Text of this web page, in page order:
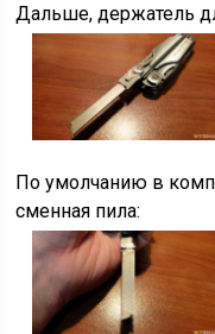
Дальше, держатель
По умолчанию в
сменная пила: